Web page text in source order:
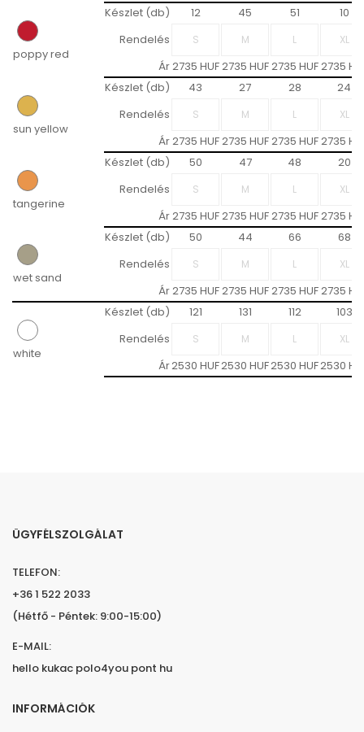
poppy red
Készlet (db) 12 45 51
10
Rendelés
Ár2735 HUF2735 HUF2735 HUF2735
sun yellow
Készlet (db) 43 27 28
24
Rendelés
Ár2735 HUF2735 HUF2735 HUF2735
tangerine
Készlet (db) 50 47 48
20
Rendelés
Ár2735 HUF2735 HUF2735 HUF2735
wet sand
Készlet (db) 50 44 66
68
Rendelés
Ár2735 HUF2735 HUF2735 HUF2735
white
Készlet (db) 121 131 112
103
Rendelés
Ár2530 HUF2530 HUF2530 HUF2530
ÜGYFÉLSZOLGÁLAT
TELEFON:
+36 1 522 2033
(Hétfő - Péntek: 9:00-15:00)
E-MAIL:
hello kukac polo4you pont hu
INFORMÁCIÓK